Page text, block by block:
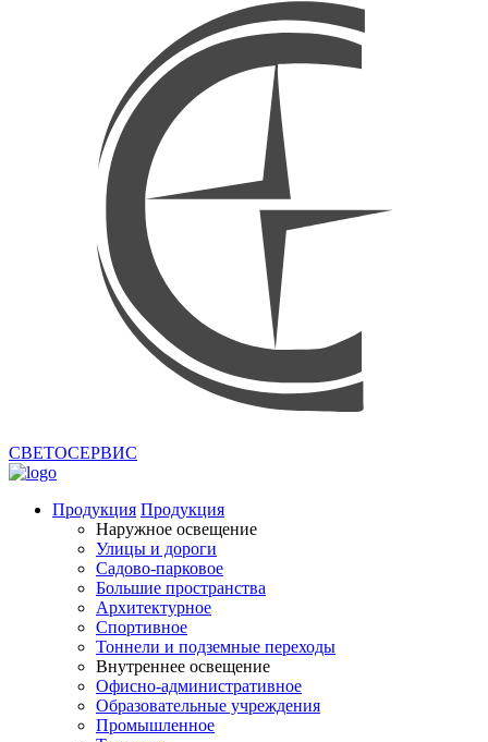
СВЕТОСЕРВИС
Продукция Продукция
Наружное освещение
Улицы и дороги
Садово-парковое
Большие пространства
Архитектурное
Спортивное
Тоннели и подземные переходы
Внутреннее освещение
Офисно-административное
Образовательные учреждения
Промышленное